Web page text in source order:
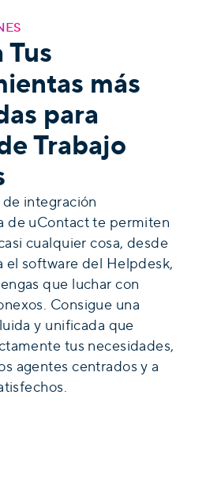
más
para
Trabajo
integración
de uContact te permiten
cualquier cosa, desde
el software del Helpdesk,
que luchar con
Consigue una
y unificada que
tus necesidades,
agentes centrados y a